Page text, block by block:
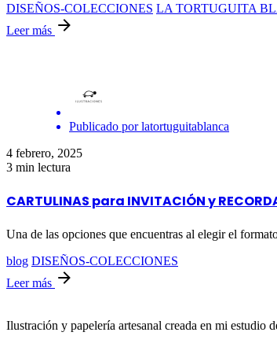
DISEÑOS-COLECCIONES LA TORTUGUITA
Leer más
Publicado por latortuguitablanca
4 febrero, 2025
3 min lectura
CARTULINAS para INVITACIÓN y
Una de las opciones que encuentras al elegir el
blog DISEÑOS-COLECCIONES
Leer más
Ilustración y papelería artesanal creada en mi estudio